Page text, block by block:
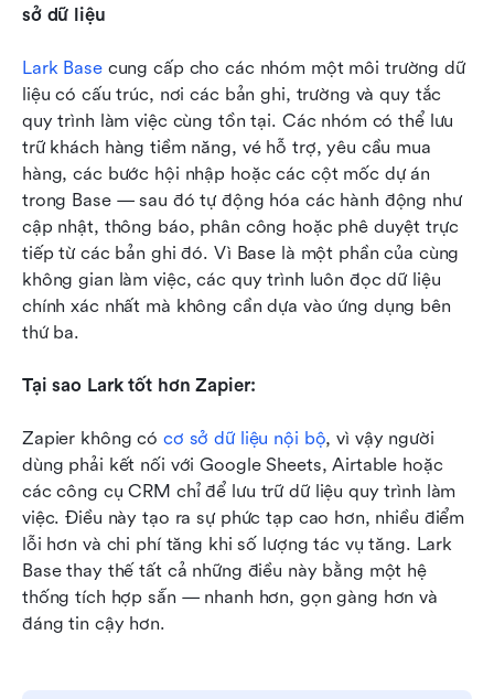
sở dữ liệu
Lark Base cung cấp cho các nhóm một môi trường dữ
liệu có cấu trúc, nơi các bản ghi, trường và quy tắc
quy trình làm việc cùng tồn tại. Các nhóm có thể lưu
trữ khách hàng tiềm năng, vé hỗ trợ, yêu cầu mua
hàng, các bước hội nhập hoặc các cột mốc dự án
trong Base — sau đó tự động hóa các hành động như
cập nhật, thông báo, phân công hoặc phê duyệt trực
tiếp từ các bản ghi đó. Vì Base là một phần của cùng
không gian làm việc, các quy trình luôn đọc dữ liệu
chính xác nhất mà không cần dựa vào ứng dụng bên
thứ ba.
Tại sao Lark tốt hơn Zapier:
Zapier không có cơ sở dữ liệu nội bộ, vì vậy người
dùng phải kết nối với Google Sheets, Airtable hoặc
các công cụ CRM chỉ để lưu trữ dữ liệu quy trình làm
việc. Điều này tạo ra sự phức tạp cao hơn, nhiều điểm
lỗi hơn và chi phí tăng khi số lượng tác vụ tăng. Lark
Base thay thế tất cả những điều này bằng một hệ
thống tích hợp sẵn — nhanh hơn, gọn gàng hơn và
đáng tin cậy hơn.